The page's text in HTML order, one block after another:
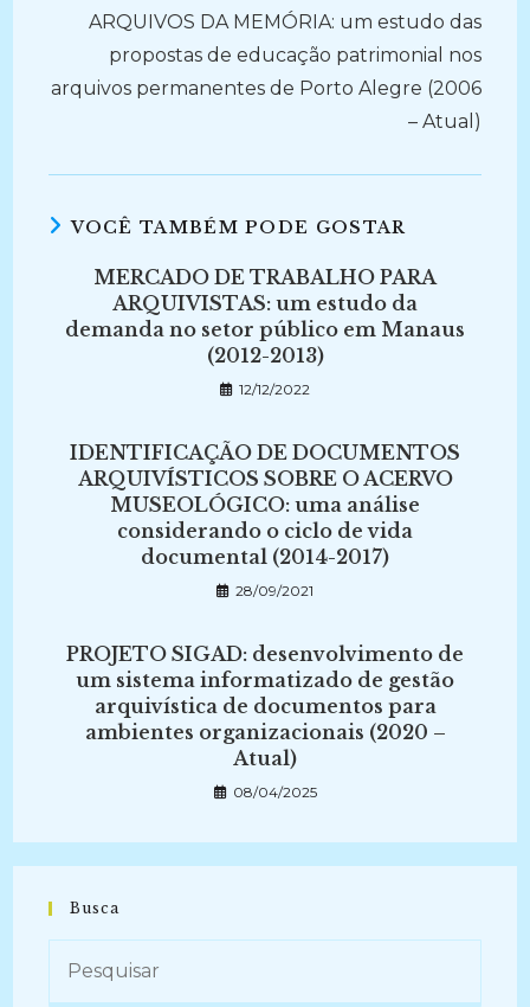
ARQUIVOS DA MEMÓRIA: um estudo das
propostas de educação patrimonial nos
arquivos permanentes de Porto Alegre (2006
– Atual)
VOCÊ TAMBÉM PODE GOSTAR
MERCADO DE TRABALHO PARA
ARQUIVISTAS: um estudo da
demanda no setor público em Manaus
(2012-2013)
12/12/2022
IDENTIFICAÇÃO DE DOCUMENTOS
ARQUIVÍSTICOS SOBRE O ACERVO
MUSEOLÓGICO: uma análise
considerando o ciclo de vida
documental (2014-2017)
28/09/2021
PROJETO SIGAD: desenvolvimento de
um sistema informatizado de gestão
arquivística de documentos para
ambientes organizacionais (2020 –
Atual)
08/04/2025
Busca